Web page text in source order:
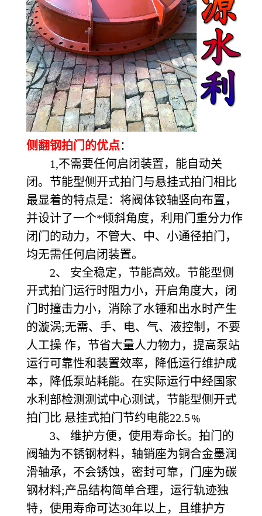
侧翻钢拍门的优点：
1,不需要任何启闭装置，能自动关
闭。节能型侧开式拍门与悬挂式拍门相比
最显着的特点是：将阀体铰轴竖向布置，
并设计了一个*倾斜角度，利用门重分力作
闭门的动力，不管大、中、小通径拍门，
均无需任何启闭装置。
2、 安全稳定，节能高效。节能型侧
开式拍门运行时阻力小，开启角度大，闭
门时撞击力小，消除了水锤和出水时产生
的漩涡;无需、手、电、气、液控制，不要
人工操 作，节省大量人力物力，提高泵站
运行可靠性和装置效率，降低运行维护成
本，降低泵站耗能。在实际运行中经国家
水利部检测测试中心测试，节能型侧开式
拍门比 悬挂式拍门节约电能22.5﹪
3、 维护方便，使用寿命长。拍门的
阀轴为不锈钢材料，轴销座为铜合金墨润
滑轴承，不会锈蚀，密封可靠，门座为碳
钢材料;产品结构简单合理，运行轨迹独
特，使用寿命可达30年以上，且维护方